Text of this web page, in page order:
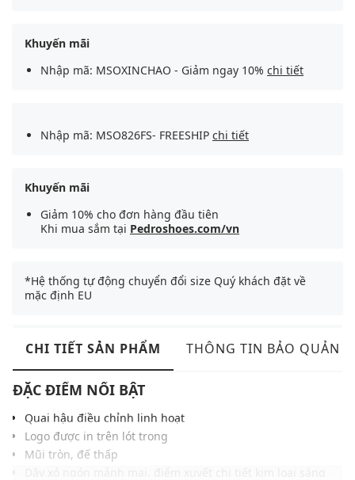
Khuyến mãi
Nhập mã: MSOXINCHAO - Giảm ngay 10% chi tiết
Nhập mã: MSO826FS- FREESHIP chi tiết
Khuyến mãi
Giảm 10% cho đơn hàng đầu tiên
Khi mua sắm tại Pedroshoes.com/vn
*Hệ thống tự động chuyển đổi size Quý khách đặt về
mặc định EU
CHI TIẾT SẢN PHẨM THÔNG TIN BẢO QUẢN
ĐẶC ĐIỂM NỔI BẬT
Quai hậu điều chỉnh linh hoạt
Logo được in trên lót trong
Mũi tròn, đế thấp